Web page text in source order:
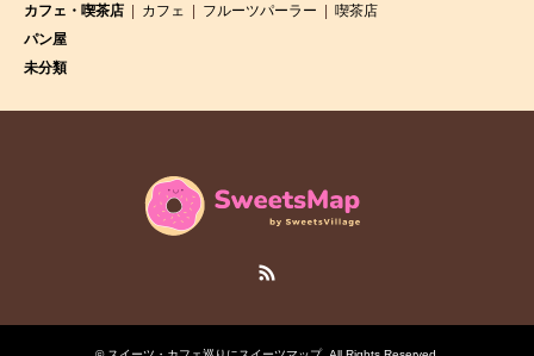
カフェ・喫茶店
カフェ フルーツパーラー
喫茶店
パン屋
未分類